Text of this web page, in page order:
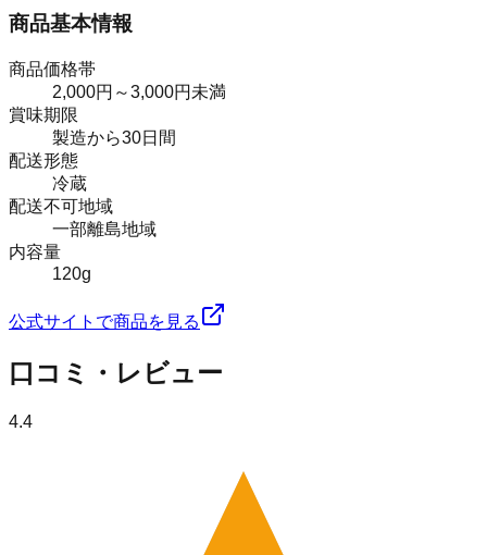
商品基本情報
商品価格帯
2,000円～3,000円未満
賞味期限
製造から30日間
配送形態
冷蔵
配送不可地域
一部離島地域
内容量
120g
公式サイトで商品を見る
口コミ・レビュー
4.4